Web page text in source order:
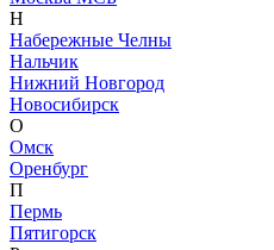
Н
Набережные Челны
Нальчик
Нижний Новгород
Новосибирск
О
Омск
Оренбург
П
Пермь
Пятигорск